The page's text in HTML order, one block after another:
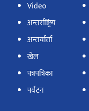
Video
अन्तर्राष्ट्रिय
अन्तर्वार्ता
खेल
पत्रपत्रिका
पर्यटन